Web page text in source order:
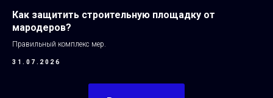
Как защитить строительную площадку от
мародеров?
Правильный комплекс мер.
31.07.2026